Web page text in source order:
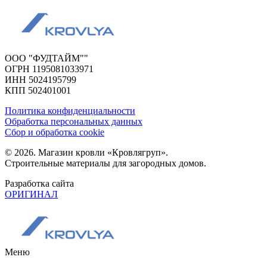
ООО "ФУДТАЙМ""
ОГРН 1195081033971
ИНН 5024195799
КПП 502401001
Политика конфиденциальности
Обработка персональных данных
Сбор и обработка cookie
© 2026. Магазин кровли «Кровлягруп».
Строительные материалы для загородных домов.
Разработка сайта
ОРИГИНАЛ
Меню